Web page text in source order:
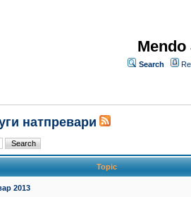
Search
натпревари
Topic
2013